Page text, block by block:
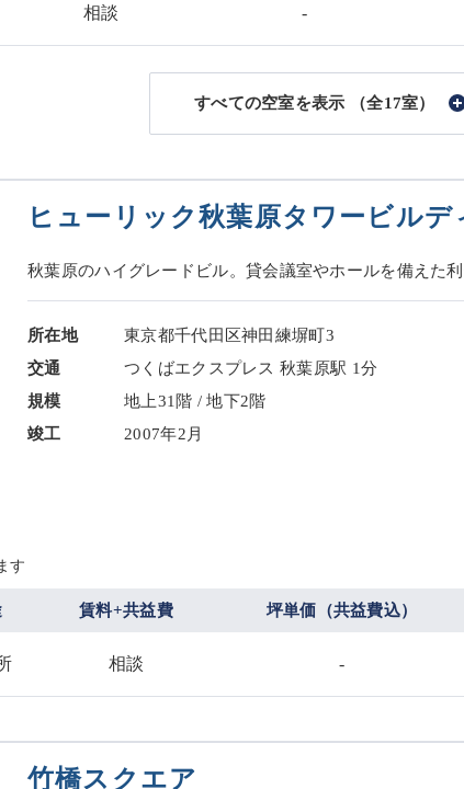
相談 -
（全17室）
ヒューリック秋葉原タワービルデ
秋葉原のハイグレードビル。貸会議室やホールを備えた
所在地
東京都千代田区神田練塀町3
交通
つくばエクスプレス 秋葉原駅 1分
規模
地上31階 / 地下2階
竣工
2007年2月
す
賃料+共益費 坪単価（共益費込）
相談 -
竹橋スクエア